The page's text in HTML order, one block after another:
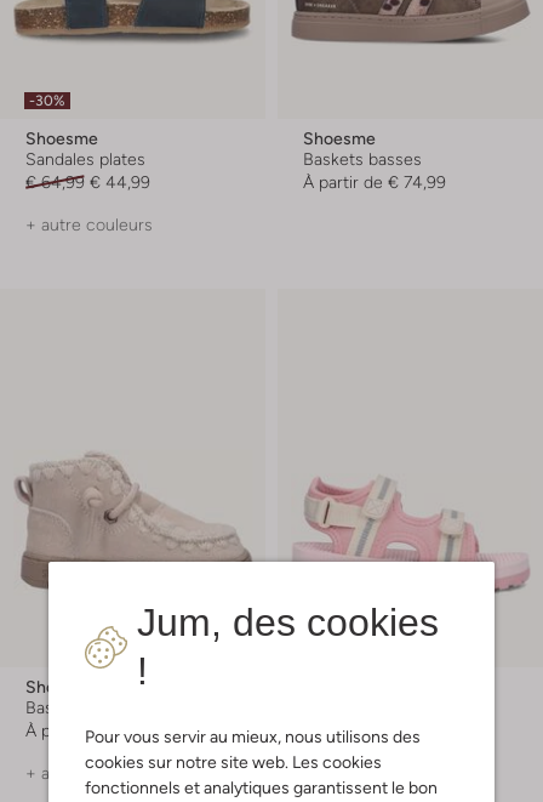
Jum, des cookies
!
Pour vous servir au mieux, nous utilisons des
cookies sur notre site web. Les cookies
fonctionnels et analytiques garantissent le bon
-30%
Shoesme
Sandales plates
€ 64,99 € 44,99
+ autre couleurs
Shoesme
Baskets basses
À partir de € 74,99
Shoesme
Baskets montantes
À partir de € 74,99
+ autre couleurs
€ 34,99
+ autre couleurs